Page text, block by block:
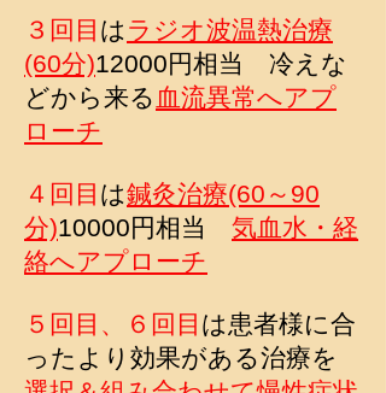
３回目 は ラジオ波温熱治療
(60分)12000円相当 冷えな
どから来る 血流異常へアプ
ローチ
４回目 は鍼灸治療(60～90
分)10000円相当 気血水・経
絡へアプローチ
５回目、６回目 は患者様に合
ったより効果がある治療を